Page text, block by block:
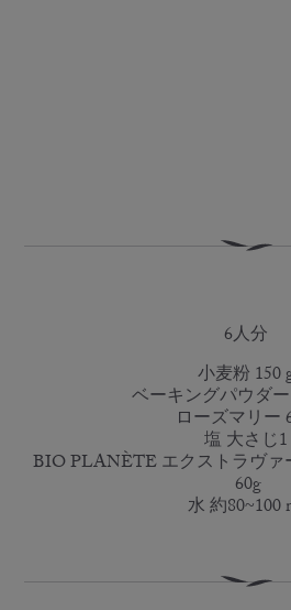
6人分
小麦粉 150
ベーキングパウダ
ローズマリー
塩 大さじ1
BIO PLANÈTE エクストラヴァ
60g
水 約80~100